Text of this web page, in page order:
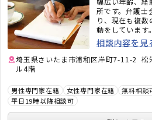
所です。弁護士
り、現在も複
動をしています。
相談内容を見
埼玉県さいたま市浦和区岸町7-11-2 松
ル4階
男性専門家在籍 女性専門家在籍 無料相談
平日19時以降相談可